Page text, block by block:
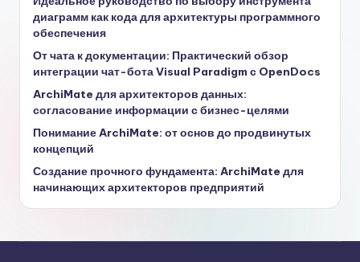
диаграмм как кода для архитектуры программного
обеспечения
От чата к документации: Практический обзор
интеграции чат-бота Visual Paradigm с OpenDocs
ArchiMate для архитекторов данных:
согласование информации с бизнес-целями
Понимание ArchiMate: от основ до продвинутых
концепций
Создание прочного фундамента: ArchiMate для
начинающих архитекторов предприятий